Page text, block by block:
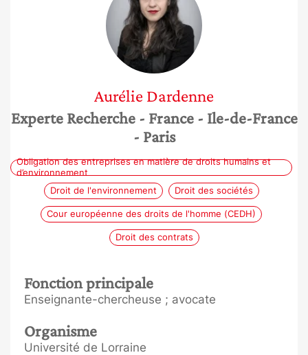
Aurélie Dardenne
Experte Recherche - France - Ile-de-France
- Paris
Obligation des entreprises en matière de droits humains et
d’environnement
Droit de l'environnement
Droit des sociétés
Cour européenne des droits de l'homme (CEDH)
Droit des contrats
Fonction principale
Enseignante-chercheuse ; avocate
Organisme
Université de Lorraine